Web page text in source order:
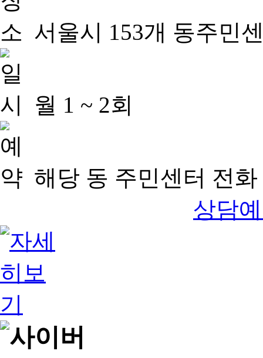
서울시 153개 동주민
월 1 ~ 2회
해당 동 주민센터 전
상담